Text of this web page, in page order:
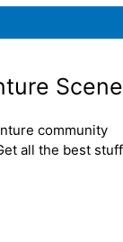
Scene
community
all the best stuff